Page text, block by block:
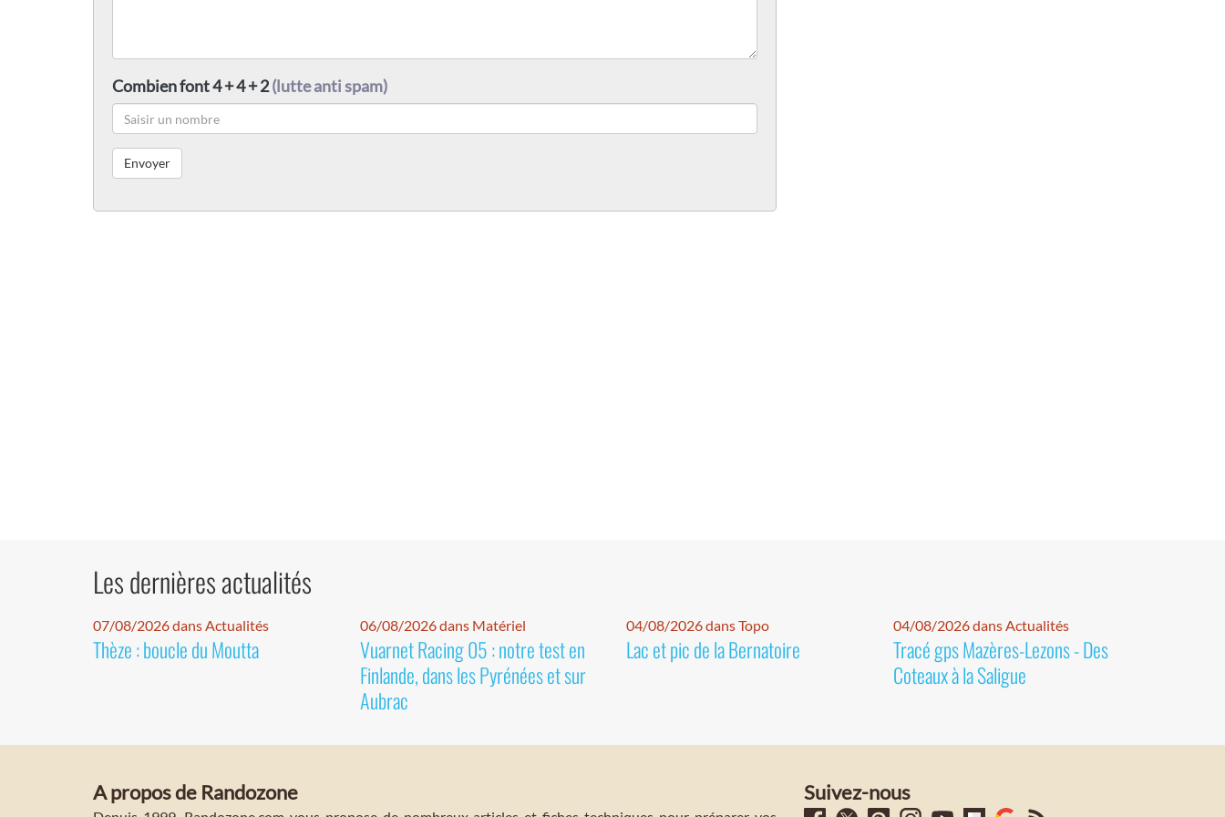
Combien font 4 + 4 + 2(lutte anti spam)
Les dernières actualités
07/08/2026 dans Actualités
Thèze : boucle du Moutta
06/08/2026 dans Matériel
Vuarnet Racing 05 : notre test en
Finlande, dans les Pyrénées et sur
Aubrac
04/08/2026 dans Topo
Lac et pic de la Bernatoire
04/08/2026 dans Actualités
Tracé gps Mazères-Lezons - Des
Coteaux à la Saligue
A propos de Randozone Suivez-nous